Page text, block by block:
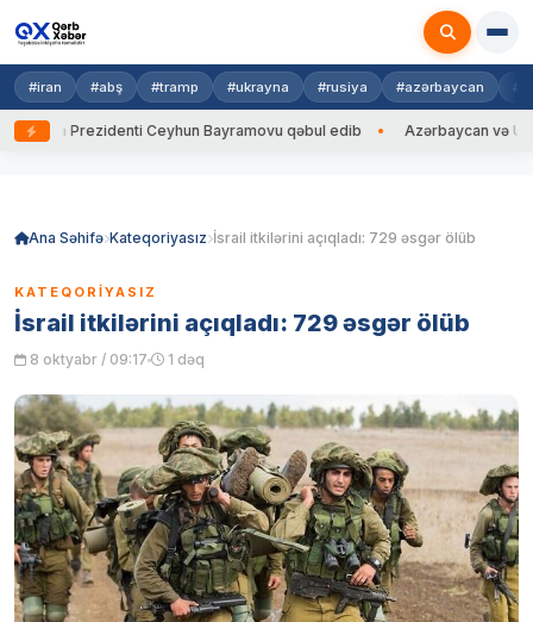
#iran #abş #tramp #ukrayna #rusiya #azərbaycan
Prezidenti Ceyhun Bayramovu qəbul edib Azərbaycan və
Ana Səhifə Kateqoriyasız İsrail itkilərini açıqladı: 729 əsgər ölüb
KATEQORIYASIZ
İsrail itkilərini açıqladı: 729 əsgər ölüb
8 oktyabr / 09:17 1 dəq